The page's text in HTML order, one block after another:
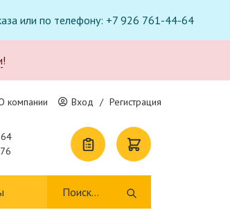
или по телефону: +7 926 761-44-64
!
компании Вход / Регистрация